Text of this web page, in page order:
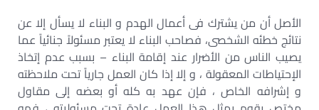
الأصل أن من يشترك فى أعمال الهدم و البناء لا يسأل إلا عن
نتائج خطئه الشخصى، فصاحب البناء لا يعتبر مسئولاً جنائياً عما
يصيب الناس من الأضرار عند إقامة البناء – بسبب عدم إتخاذ
الإحتياطات المعقولة ، و إلا إذا كان العمل جارياً تحت ملاحظته
و إشرافه الخاص ، فإن عهد به كله أو بعضه إلى مقاول